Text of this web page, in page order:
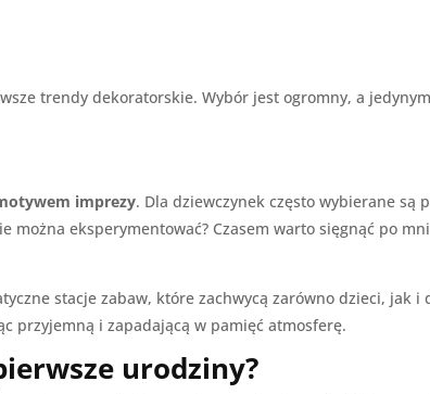
trendy dekoratorskie. Wybór jest ogromny, a
imprezy. Dla dziewczynek często wybierane są
można eksperymentować? Czasem warto sięgnąć po
stacje zabaw, które zachwycą zarówno dzieci, jak i
przyjemną i zapadającą w pamięć atmosferę.
urodziny?